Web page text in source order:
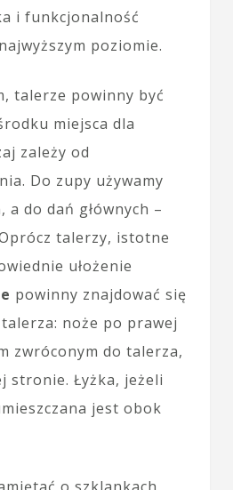
i funkcjonalność
poziomie.
talerze powinny być
miejsca dla
zależy od
Do zupy używamy
a do dań głównych –
talerzy, istotne
ułożenie
powinny znajdować się
noże po prawej
zwróconym do talerza,
stronie. Łyżka, jeżeli
jest obok